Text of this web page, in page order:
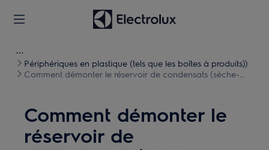
Périphériques en plastique (tels que les boîtes à produits))
Comment démonter le réservoir de condensats (sèche-
Comment démonter le
réservoir de